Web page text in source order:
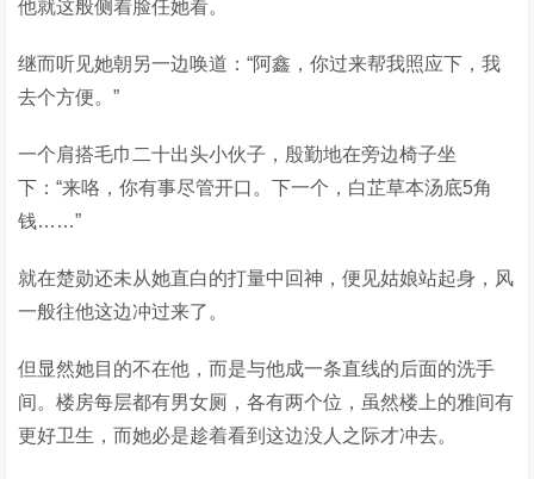
他就这般侧着脸任她看。
继而听见她朝另一边唤道：“阿鑫，你过来帮我照应下，我
去个方便。”
一个肩搭毛巾二十出头小伙子，殷勤地在旁边椅子坐
下：“来咯，你有事尽管开口。下一个，白芷草本汤底5角
钱……”
就在楚勋还未从她直白的打量中回神，便见姑娘站起身，风
一般往他这边冲过来了。
但显然她目的不在他，而是与他成一条直线的后面的洗手
间。楼房每层都有男女厕，各有两个位，虽然楼上的雅间有
更好卫生，而她必是趁着看到这边没人之际才冲去。